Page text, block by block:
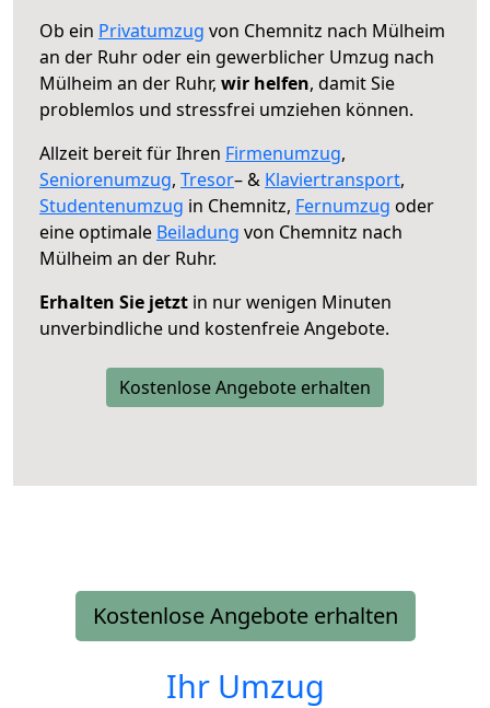
Ob ein Privatumzug von Chemnitz nach Mülheim
an der Ruhr oder ein gewerblicher Umzug nach
Mülheim an der Ruhr, wir helfen, damit Sie
problemlos und stressfrei umziehen können.
Allzeit bereit für Ihren Firmenumzug,
Seniorenumzug, Tresor– & Klaviertransport,
Studentenumzug in Chemnitz, Fernumzug oder
eine optimale Beiladung von Chemnitz nach
Mülheim an der Ruhr.
Erhalten Sie jetzt in nur wenigen Minuten
unverbindliche und kostenfreie Angebote.
Kostenlose Angebote erhalten
Kostenlose Angebote erhalten
Ihr Umzug